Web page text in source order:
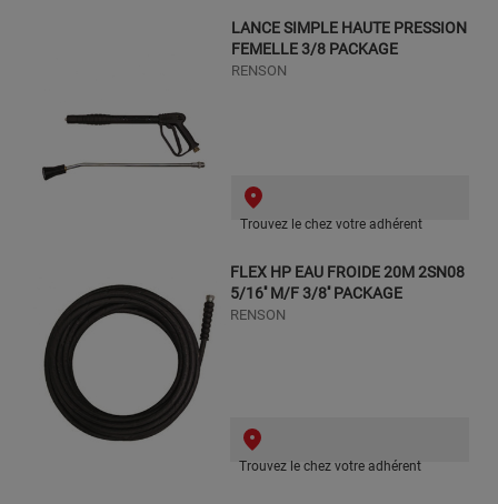
LANCE SIMPLE HAUTE PRESSION
FEMELLE 3/8 PACKAGE
RENSON
Trouvez le chez votre adhérent
FLEX HP EAU FROIDE 20M 2SN08
5/16'' M/F 3/8'' PACKAGE
RENSON
Trouvez le chez votre adhérent